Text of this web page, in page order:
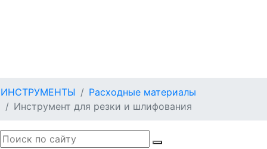
ИНСТРУМЕНТЫ
Расходные материалы
Инструмент для резки и шлифования